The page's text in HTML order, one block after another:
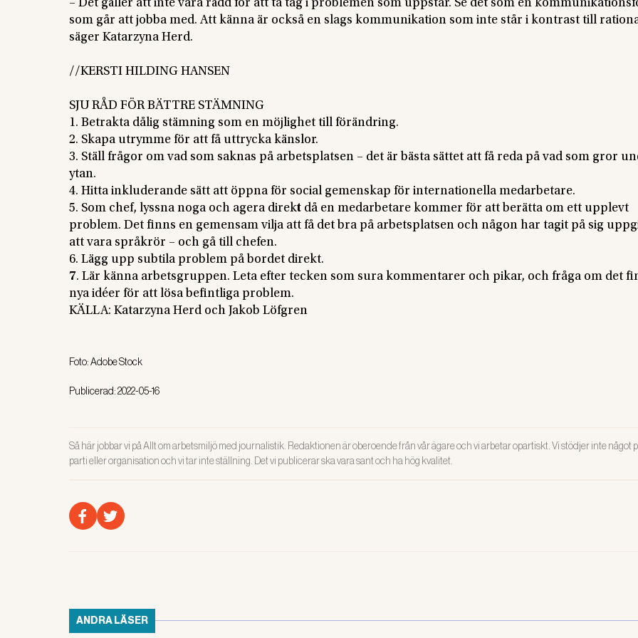
– Det gäller att inte vara rädd för att ta tag i problemen som uppstår. Se det som en
som går att jobba med. Att känna är också en slags kommunikation som inte står i kontrast till
säger Katarzyna Herd.
//KERSTI HILDING HANSEN
SJU RÅD FÖR BÄTTRE STÄMNING
1. Betrakta dålig stämning som en möjlighet till förändring.
2. Skapa utrymme för att få uttrycka känslor.
3. Ställ frågor om vad som saknas på arbetsplatsen – det är bästa sättet att få reda på vad som gror
ytan.
4. Hitta inkluderande sätt att öppna för social gemenskap för internationella medarbetare.
5. Som chef, lyssna noga och agera direkt då en medarbetare kommer för att berätta om ett upplevt
problem. Det finns en gemensam vilja att få det bra på arbetsplatsen och någon har tagit på sig
att vara språkrör – och gå till chefen.
6. Lägg upp subtila problem på bordet direkt.
7. Lär känna arbetsgruppen. Leta efter tecken som sura kommentarer och pikar, och fråga om det
nya idéer för att lösa befintliga problem.
KÄLLA: Katarzyna Herd och Jakob Löfgren
Foto:Adobe Stock
Publicerad:2022-05-16
Så här jobbar vi på Allt om arbetsmiljö med journalistik. Redaktionen är oberoende från vår ägare och vi arbetar opartiskt. Vi stödjer inte något
parti eller organisation och vi tar inte ställning. Det vi publicerar ska vara sant och ha hög kvalitet.
ANDRA LÄSER